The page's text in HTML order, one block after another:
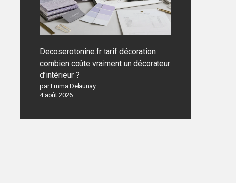
Decoserotonine.fr tarif décoration :
combien coûte vraiment un décorateur
d’intérieur ?
par Emma Delaunay
4 août 2026